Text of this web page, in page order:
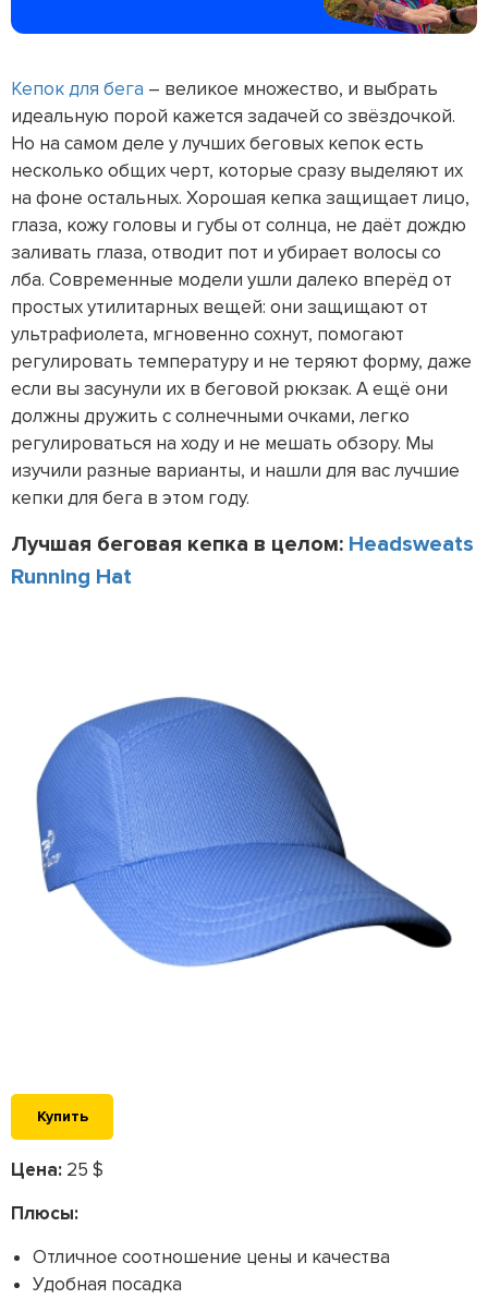
Кепок для бега – великое множество, и выбрать
идеальную порой кажется задачей со звёздочкой.
Но на самом деле у лучших беговых кепок есть
несколько общих черт, которые сразу выделяют их
на фоне остальных. Хорошая кепка защищает лицо,
глаза, кожу головы и губы от солнца, не даёт дождю
заливать глаза, отводит пот и убирает волосы со
лба. Современные модели ушли далеко вперёд от
простых утилитарных вещей: они защищают от
ультрафиолета, мгновенно сохнут, помогают
регулировать температуру и не теряют форму, даже
если вы засунули их в беговой рюкзак. А ещё они
должны дружить с солнечными очками, легко
регулироваться на ходу и не мешать обзору. Мы
изучили разные варианты, и нашли для вас лучшие
кепки для бега в этом году.
Лучшая беговая кепка в целом: Headsweats
Running Hat
Купить
Цена: 25 $
Плюсы:
Отличное соотношение цены и качества
Удобная посадка